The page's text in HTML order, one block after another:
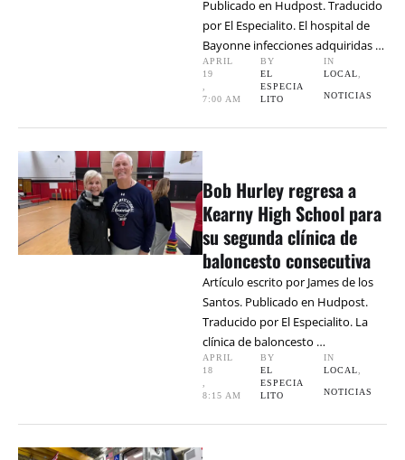
Publicado en Hudpost. Traducido
por El Especialito. El hospital de
Bayonne infecciones adquiridas …
APRIL
19
,
7:00 AM
BY
EL
ESPECIA
LITO
IN
LOCAL,
NOTICIAS
Bob Hurley regresa a
Kearny High School para
su segunda clínica de
baloncesto consecutiva
Artículo escrito por James de los
Santos. Publicado en Hudpost.
Traducido por El Especialito. La
clínica de baloncesto …
APRIL
18
,
8:15 AM
BY
EL
ESPECIA
LITO
IN
LOCAL,
NOTICIAS